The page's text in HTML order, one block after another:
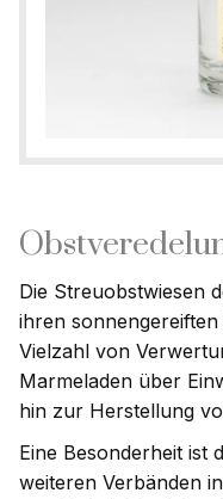
Die Streuobstwiesen
ihren
Vielzahl von
Marmeladen über
hin zur Herstellung
Eine Besonderheit ist
weiteren Verbänden